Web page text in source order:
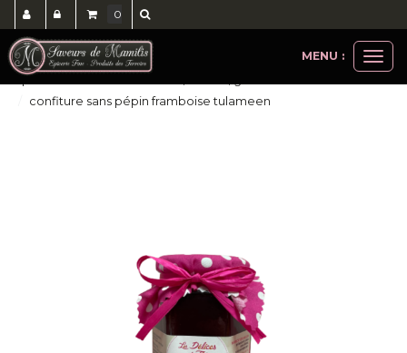
le
MENU :
épicerie sucrée
confiture sans pépin framboise tulameen
0